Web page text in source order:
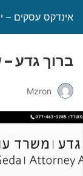
אינדקס עסקים –
ברוך גדע –
Mzron